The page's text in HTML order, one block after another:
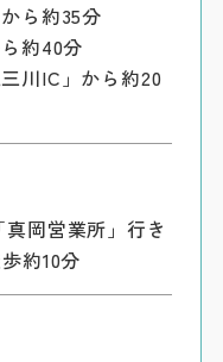
ら約35分
約40分
川IC」から約20
岡営業所」行き
約10分